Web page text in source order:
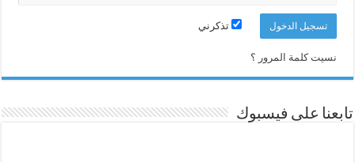
تذكرني
نسيت كلمة المرور ؟
تابعنا على فيسبوك